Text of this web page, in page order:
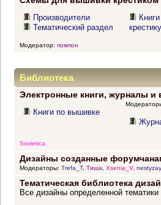
Производители
Тематический раздел
крестику
Модератор: помпон
Библиотека
Электронные книги, журналы и
Книги по вышивке
Sovietica
Дизайны созданные
Модераторы: Trefa_T, Тиша, Xsenia_V,
Тематическая библиотека
Все дизайны определенной тематики